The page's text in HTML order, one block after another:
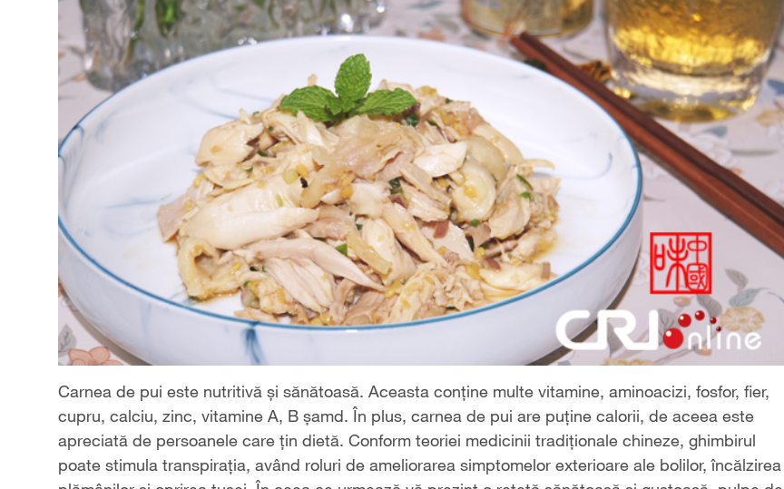
Carnea de pui este nutritivă și sănătoasă. Aceasta conține multe vitamine, aminoacizi, fosfor, fier,
cupru, calciu, zinc, vitamine A, B șamd. În plus, carnea de pui are puține calorii, de aceea este
apreciată de persoanele care țin dietă. Conform teoriei medicinii tradiționale chineze, ghimbirul
poate stimula transpirația, având roluri de ameliorarea simptomelor exterioare ale bolilor, încălzirea